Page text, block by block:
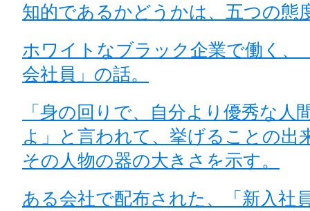
知的であるかどうかは、五つの態
ホワイトなブラック企業で働く、
会社員」の話。
「身の回りで、自分より優秀な人
よ」と言われて、挙げることの出
その人物の器の大きさを示す。
ある会社で配布された、「新入社